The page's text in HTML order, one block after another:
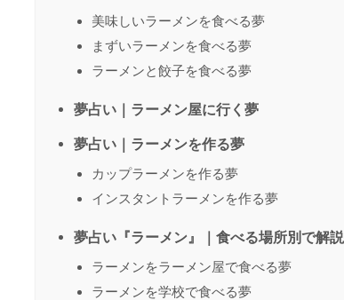
美味しいラーメンを食べる夢
まずいラーメンを食べる夢
ラーメンと餃子を食べる夢
夢占い｜ラーメン屋に行く夢
夢占い｜ラーメンを作る夢
カップラーメンを作る夢
インスタントラーメンを作る夢
夢占い『ラーメン』｜食べる場所別で解説
ラーメンをラーメン屋で食べる夢
ラーメンを学校で食べる夢